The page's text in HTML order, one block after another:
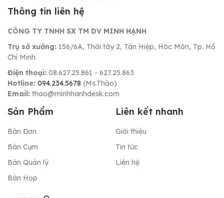
Thông tin liên hệ
CÔNG TY TNHH SX TM DV MINH HẠNH
Trụ sở xưởng: 156/6A, Thới tây 2, Tân Hiệp, Hóc Môn, Tp. Hồ
Chí Minh.
Điện thoại: 08.627.25.861 - 627.25.863
Hotline: 094.234.5678 (Ms.Thảo)
Email: thao@minhhanhdesk.com
Sản Phẩm
Bàn Đơn
Bàn Cụm
Bàn Quản lý
Bàn Họp
Liên kết nhanh
Giới thiệu
Tin tức
Liên hệ